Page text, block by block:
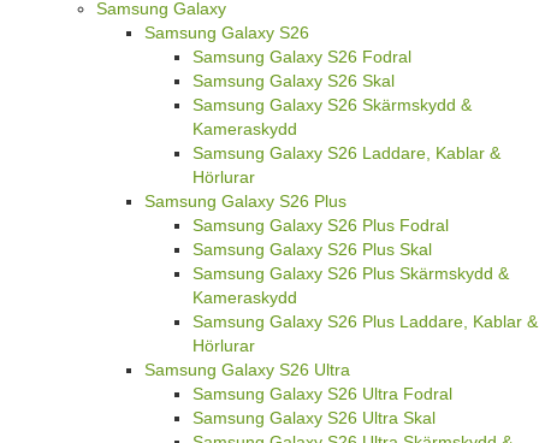
Samsung Galaxy
Samsung Galaxy S26
Samsung Galaxy S26 Fodral
Samsung Galaxy S26 Skal
Samsung Galaxy S26 Skärmskydd &
Kameraskydd
Samsung Galaxy S26 Laddare, Kablar &
Hörlurar
Samsung Galaxy S26 Plus
Samsung Galaxy S26 Plus Fodral
Samsung Galaxy S26 Plus Skal
Samsung Galaxy S26 Plus Skärmskydd &
Kameraskydd
Samsung Galaxy S26 Plus Laddare, Kablar &
Hörlurar
Samsung Galaxy S26 Ultra
Samsung Galaxy S26 Ultra Fodral
Samsung Galaxy S26 Ultra Skal